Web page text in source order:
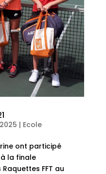
| Ecole
ont participé
la finale
FFT au